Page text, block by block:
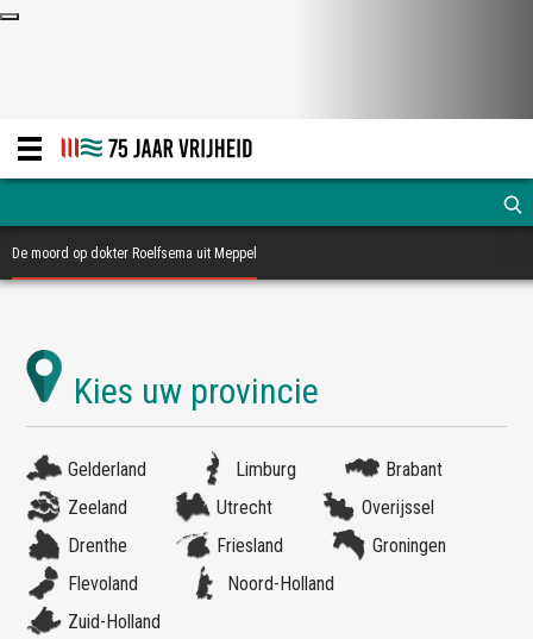
De moord op dokter Roelfsema uit Meppel
Gelderland Limburg
Brabant
Zeeland
Utrecht
Overijssel
Drenthe
Friesland
Groningen
Flevoland
Noord-Holland
Zuid-Holland